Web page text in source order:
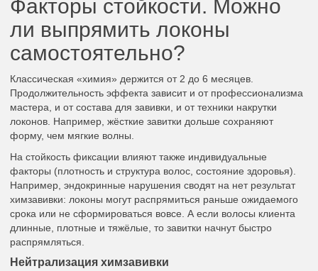
Факторы стойкости. Можно
ли выпрямить локоны
самостоятельно?
Классическая «химия» держится от 2 до 6 месяцев.
Продолжительность эффекта зависит и от профессионализма
мастера, и от состава для завивки, и от техники накрутки
локонов. Например, жёсткие завитки дольше сохраняют
форму, чем мягкие волны.
На стойкость фиксации влияют также индивидуальные
факторы (плотность и структура волос, состояние здоровья).
Например, эндокринные нарушения сводят на нет результат
химзавивки: локоны могут распрямиться раньше ожидаемого
срока или не сформироваться вовсе. А если волосы клиента
длинные, плотные и тяжёлые, то завитки начнут быстро
распрямляться.
Нейтрализация химзавивки